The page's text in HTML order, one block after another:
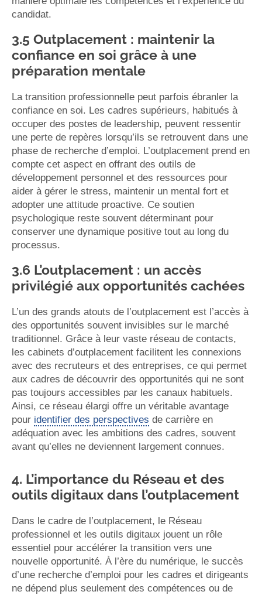
candidat.
3.5 Outplacement : maintenir la
confiance en soi grâce à une
préparation mentale
La transition professionnelle peut parfois ébranler la
confiance en soi. Les cadres supérieurs, habitués à
occuper des postes de leadership, peuvent ressentir
une perte de repères lorsqu’ils se retrouvent dans une
phase de recherche d’emploi. L’outplacement prend en
compte cet aspect en offrant des outils de
développement personnel et des ressources pour
aider à gérer le stress, maintenir un mental fort et
adopter une attitude proactive. Ce soutien
psychologique reste souvent déterminant pour
conserver une dynamique positive tout au long du
processus.
3.6 L’outplacement : un accès
privilégié aux opportunités cachées
L’un des grands atouts de l’outplacement est l’accès à
des opportunités souvent invisibles sur le marché
traditionnel. Grâce à leur vaste réseau de contacts,
les cabinets d’outplacement facilitent les connexions
avec des recruteurs et des entreprises, ce qui permet
aux cadres de découvrir des opportunités qui ne sont
pas toujours accessibles par les canaux habituels.
Ainsi, ce réseau élargi offre un véritable avantage
pour identifier des perspectives de carrière en
adéquation avec les ambitions des cadres, souvent
avant qu’elles ne deviennent largement connues.
4. L’importance du Réseau et des
outils digitaux dans l’outplacement
Dans le cadre de l’outplacement, le Réseau
professionnel et les outils digitaux jouent un rôle
essentiel pour accélérer la transition vers une
nouvelle opportunité. À l’ère du numérique, le succès
d’une recherche d’emploi pour les cadres et dirigeants
ne dépend plus seulement des compétences ou de